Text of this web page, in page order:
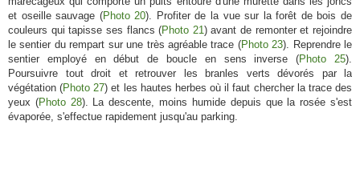
et oseille sauvage (Photo 20). Profiter de la vue sur la forêt de bois de
couleurs qui tapisse ses flancs (Photo 21) avant de remonter et rejoindre
le sentier du rempart sur une très agréable trace (Photo 23). Reprendre le
sentier employé en début de boucle en sens inverse (Photo 25).
Poursuivre tout droit et retrouver les branles verts dévorés par la
végétation (Photo 27) et les hautes herbes où il faut chercher la trace des
yeux (Photo 28). La descente, moins humide depuis que la rosée s'est
évaporée, s'effectue rapidement jusqu'au parking.